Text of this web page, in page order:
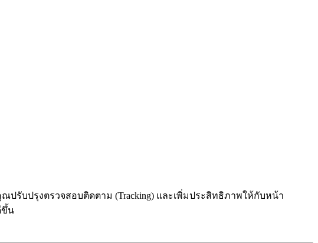
ปรับปรุงตรวจสอบติดตาม (Tracking) และเพิ่มประสิทธิภาพให้กับหน้า
ขึ้น